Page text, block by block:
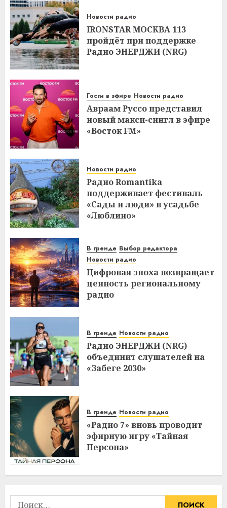
Новости радио
IRONSTAR МОСКВА 113
пройдёт при поддержке
Радио ЭНЕРДЖИ (NRG)
Гости в эфире Новости радио
Авраам Руссо представил
новый макси-сингл в эфире
«Восток FM»
Новости радио
Радио Romantika
поддерживает фестиваль
«Сады и люди» в усадьбе
«Люблино»
В тренде Выбор редактора
Новости радио
Цифровая эпоха возвращает
ценность региональному
радио
В тренде Новости радио
Радио ЭНЕРДЖИ (NRG)
объединит слушателей на
«Забеге 2030»
В тренде Новости радио
«Радио 7» вновь проводит
эфирную игру «Тайная
Персона»
Найти: